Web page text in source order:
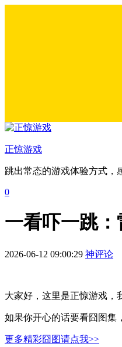
正惊游戏
跳出常态的游戏体验方式，
0
一看吓一跳
2026-06-12 09:00:29 神评论
大家好，这里是正惊游戏，
如果你开心的话要看囧图集
更多精彩囧图请点我>>